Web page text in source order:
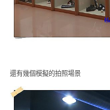
還有幾個模擬的拍照場景